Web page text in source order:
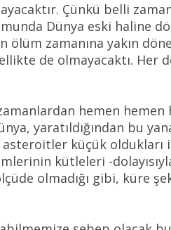
Çünkü belli
Dünya eski haline
ölüm zamanına yakın
de olmayacaktı. Her
hemen hemen
yaratıldığından bu
küçük oldukları
kütleleri -
olmadığı gibi, küre